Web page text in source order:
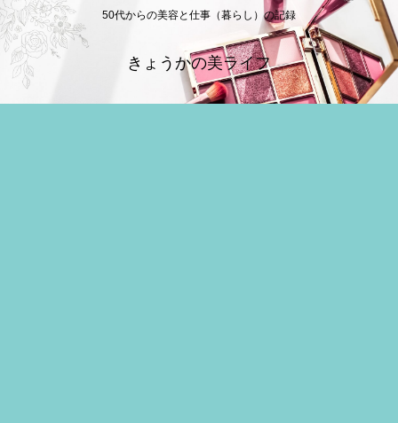
50代からの美容と仕事（暮らし）の記録
きょうかの美ライフ